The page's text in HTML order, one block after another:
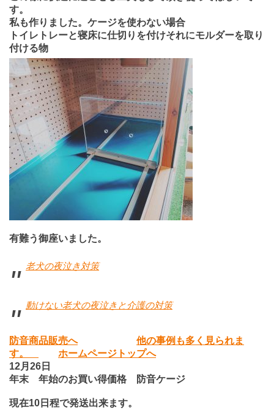
す。
私も作りました。ケージを使わない場合
トイレトレーと寝床に仕切りを付けそれにモルダーを取り
付ける物
有難う御座いました。
老犬の夜泣き対策
動けない老犬の夜泣きと介護の対策
防音商品販売へ
他の事例も多く見られま
す。
ホームページトップへ
12月26日
年末 年始のお買い得価格 防音ケージ
現在10日程で発送出来ます。